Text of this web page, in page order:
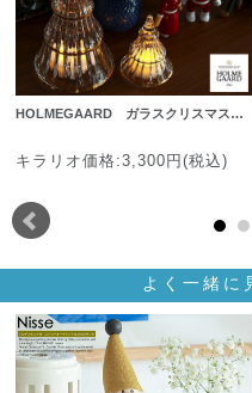
HOLMEGAARD ガラスクリスマス…
キラリオ価格:3,300円(税込)
よく一緒に